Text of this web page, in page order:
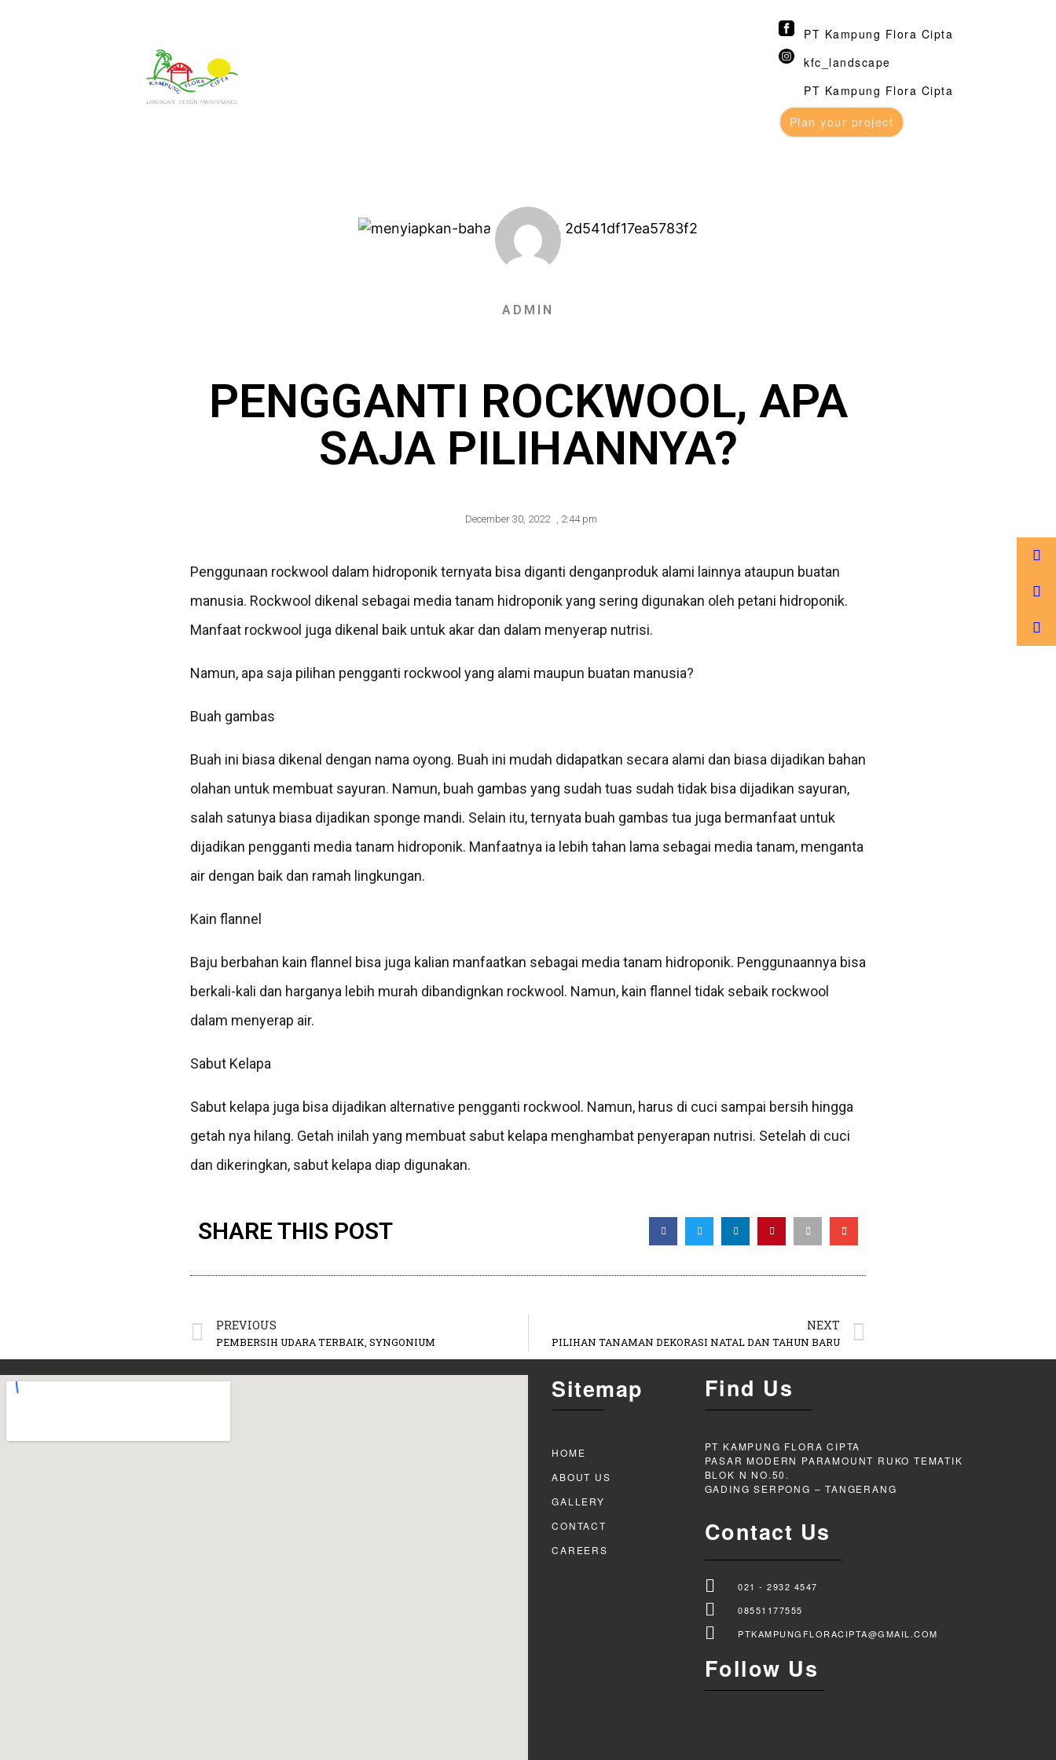
PT Kampung Flora Cipta
kfc_landscape
PT Kampung Flora Cipta
Plan your project
ADMIN
PENGGANTI ROCKWOOL, APA
SAJA PILIHANNYA?
December 30, 2022 , 2:44 pm
Penggunaan rockwool dalam hidroponik ternyata bisa diganti denganproduk alami lainnya ataupun buatan
manusia. Rockwool dikenal sebagai media tanam hidroponik yang sering digunakan oleh petani hidroponik.
Manfaat rockwool juga dikenal baik untuk akar dan dalam menyerap nutrisi.
Namun, apa saja pilihan pengganti rockwool yang alami maupun buatan manusia?
Buah gambas
Buah ini biasa dikenal dengan nama oyong. Buah ini mudah didapatkan secara alami dan biasa dijadikan bahan
olahan untuk membuat sayuran. Namun, buah gambas yang sudah tuas sudah tidak bisa dijadikan sayuran,
salah satunya biasa dijadikan sponge mandi. Selain itu, ternyata buah gambas tua juga bermanfaat untuk
dijadikan pengganti media tanam hidroponik. Manfaatnya ia lebih tahan lama sebagai media tanam, menganta
air dengan baik dan ramah lingkungan.
Kain flannel
Baju berbahan kain flannel bisa juga kalian manfaatkan sebagai media tanam hidroponik. Penggunaannya bisa
berkali-kali dan harganya lebih murah dibandignkan rockwool. Namun, kain flannel tidak sebaik rockwool
dalam menyerap air.
Sabut Kelapa
Sabut kelapa juga bisa dijadikan alternative pengganti rockwool. Namun, harus di cuci sampai bersih hingga
getah nya hilang. Getah inilah yang membuat sabut kelapa menghambat penyerapan nutrisi. Setelah di cuci
dan dikeringkan, sabut kelapa diap digunakan.
SHARE THIS POST
PREVIOUS
PEMBERSIH UDARA TERBAIK, SYNGONIUM
NEXT
PILIHAN TANAMAN DEKORASI NATAL DAN TAHUN BARU
Sitemap
HOME
ABOUT US
GALLERY
CONTACT
CAREERS
Find Us
PT KAMPUNG FLORA CIPTA
PASAR MODERN PARAMOUNT RUKO TEMATIK
BLOK N NO.50.
GADING SERPONG – TANGERANG
Contact Us
021 - 2932 4547
08551177555
PTKAMPUNGFLORACIPTA@GMAIL.COM
Follow Us